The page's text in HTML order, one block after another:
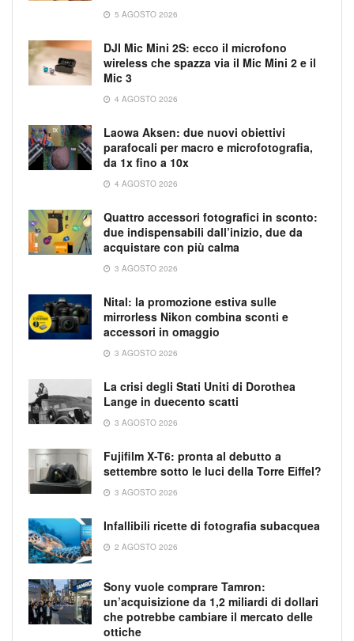
5 AGOSTO 2026
DJI Mic Mini 2S: ecco il microfono
wireless che spazza via il Mic Mini 2 e il
Mic 3
4 AGOSTO 2026
Laowa Aksen: due nuovi obiettivi
parafocali per macro e microfotografia,
da 1x fino a 10x
4 AGOSTO 2026
Quattro accessori fotografici in sconto:
due indispensabili dall’inizio, due da
acquistare con più calma
3 AGOSTO 2026
Nital: la promozione estiva sulle
mirrorless Nikon combina sconti e
accessori in omaggio
3 AGOSTO 2026
La crisi degli Stati Uniti di Dorothea
Lange in duecento scatti
3 AGOSTO 2026
Fujifilm X-T6: pronta al debutto a
settembre sotto le luci della Torre Eiffel?
3 AGOSTO 2026
Infallibili ricette di fotografia subacquea
2 AGOSTO 2026
Sony vuole comprare Tamron:
un’acquisizione da 1,2 miliardi di dollari
che potrebbe cambiare il mercato delle
ottiche